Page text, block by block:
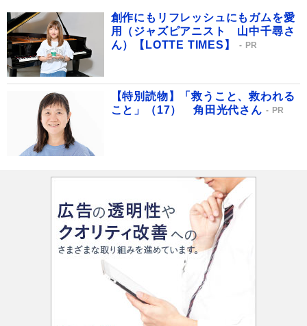
創作にもリフレッシュにもガムを愛
用（ジャズピアニスト 山中千尋さ
ん）【LOTTE TIMES】
PR
【特別読物】「救うこと、救われる
こと」（17） 角田光代さん
PR